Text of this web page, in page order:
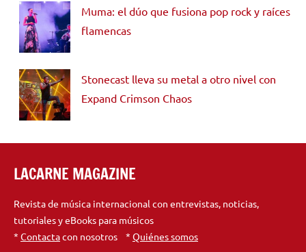
Muma: el dúo que fusiona pop rock y raíces
flamencas
Stonecast lleva su metal a otro nivel con
Expand Crimson Chaos
LACARNE MAGAZINE
Revista de música internacional con entrevistas, noticias,
tutoriales y eBooks para músicos
* Contactacon nosotros * Quiénes somos